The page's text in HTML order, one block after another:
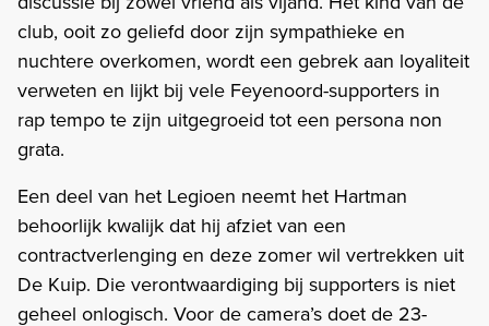
club, ooit zo geliefd door zijn sympathieke en
nuchtere overkomen, wordt een gebrek aan loyaliteit
verweten en lijkt bij vele Feyenoord-supporters in
rap tempo te zijn uitgegroeid tot een persona non
grata.
Een deel van het Legioen neemt het Hartman
behoorlijk kwalijk dat hij afziet van een
contractverlenging en deze zomer wil vertrekken uit
De Kuip. Die verontwaardiging bij supporters is niet
geheel onlogisch. Voor de camera’s doet de 23-